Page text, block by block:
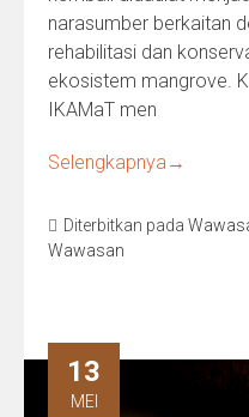
narasumber berkaitan
rehabilitasi dan
ekosistem mangrove.
IKAMaT men
Selengkapnya→
Diterbitkan pada
Wawasan
13
MEI